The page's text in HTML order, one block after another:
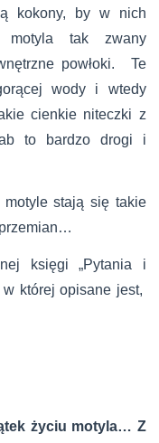
kokony, by w nich
motyla tak zwany
powłoki. Te
wody i wtedy
cienkie niteczki z
to bardzo drogi i
stają się takie
księgi „Pytania i
której opisane jest,
życiu motyla… Z